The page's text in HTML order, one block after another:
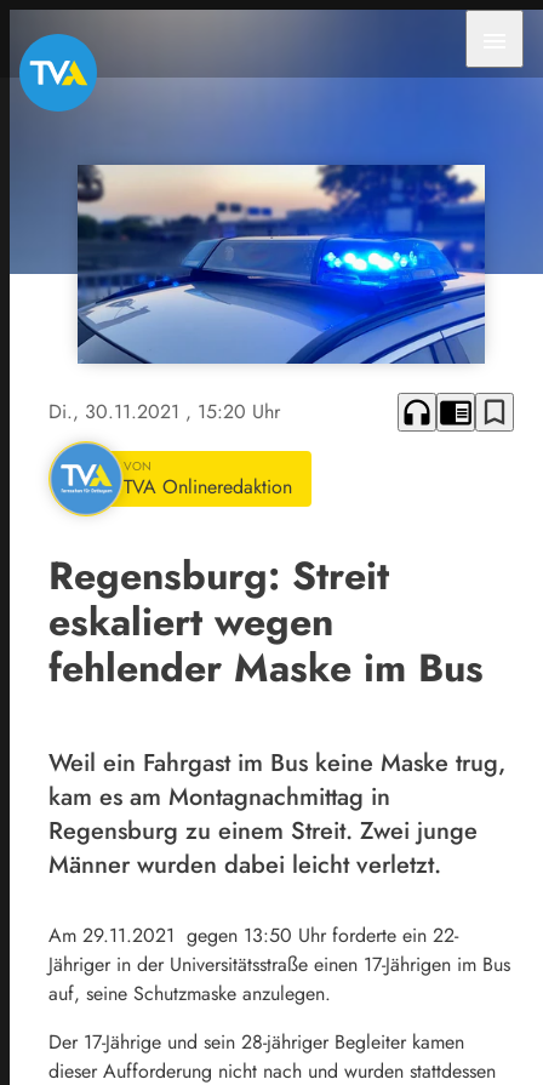
Di., 30.11.2021 , 15:20 Uhr headphones chrome_reader_mode bookmark_border
VON
TVA Onlineredaktion
Regensburg: Streit
eskaliert wegen
fehlender Maske im Bus
Weil ein Fahrgast im Bus keine Maske trug,
kam es am Montagnachmittag in
Regensburg zu einem Streit. Zwei junge
Männer wurden dabei leicht verletzt.
Am 29.11.2021 gegen 13:50 Uhr forderte ein 22-
Jähriger in der Universitätsstraße einen 17-Jährigen im Bus
auf, seine Schutzmaske anzulegen.
Der 17-Jährige und sein 28-jähriger Begleiter kamen
dieser Aufforderung nicht nach und wurden stattdessen